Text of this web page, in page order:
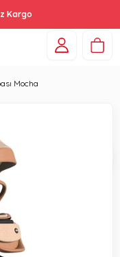
Kargo
Mocha